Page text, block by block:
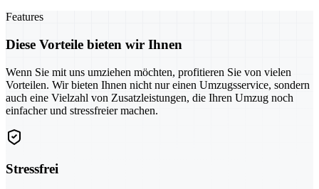
Features
Diese Vorteile bieten wir Ihnen
Wenn Sie mit uns umziehen möchten, profitieren Sie von vielen
Vorteilen. Wir bieten Ihnen nicht nur einen Umzugsservice, sondern
auch eine Vielzahl von Zusatzleistungen, die Ihren Umzug noch
einfacher und stressfreier machen.
Stressfrei